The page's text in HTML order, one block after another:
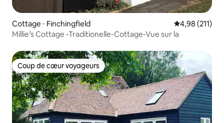
Cottage ⋅ Finchingfield Évaluation
4,98 (211)
Millie’s Cottage -Traditionelle-Cottage-Vue sur la
Coup de cœur voyageurs
Coup de cœur voyageurs